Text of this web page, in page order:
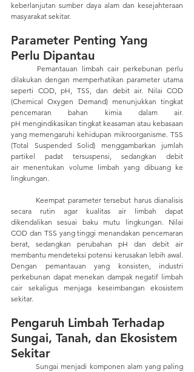
keberlanjutan sumber daya alam dan kesejahteraan
masyarakat sekitar.
Parameter Penting Yang
Perlu Dipantau
dilakukan dengan memperhatikan parameter utama
seperti COD, pH, TSS, dan debit air. Nilai COD
(Chemical Oxygen Demand) menunjukkan tingkat
pencemaran bahan kimia dalam air.
pH mengindikasikan tingkat keasaman atau kebasaan
yang memengaruhi kehidupan mikroorganisme. TSS
(Total Suspended Solid) menggambarkan jumlah
partikel padat tersuspensi, sedangkan debit
air menentukan volume limbah yang dibuang ke
lingkungan.
secara rutin agar kualitas air limbah dapat
dikendalikan sesuai baku mutu lingkungan. Nilai
COD dan TSS yang tinggi menandakan pencemaran
berat, sedangkan perubahan pH dan debit air
membantu mendeteksi potensi kerusakan lebih awal.
Dengan pemantauan yang konsisten, industri
perkebunan dapat menekan dampak negatif limbah
cair sekaligus menjaga keseimbangan ekosistem
sekitar.
Pengaruh Limbah Terhadap
Sungai, Tanah, dan Ekosistem
Sekitar
	Sungai menjadi komponen alam yang paling